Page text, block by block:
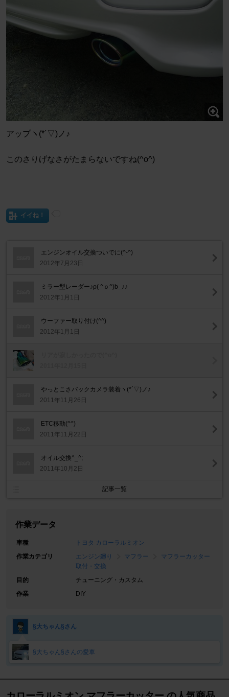
アップヽ(*´▽)ノ♪
このさりげなさがたまらないですね(^o^)
イイね！
エンジンオイル交換ついでに(^-^)
2012年7月23日
ミラー型レーダー♪ρ( ^ｏ^)b_♪♪
2012年1月1日
ウーファー取り付け(^^)
2012年1月1日
やっとこさバックカメラ装着ヽ(*´▽)ノ♪
2011年11月26日
ETC移動(^^)
2011年11月22日
オイル交換^_^;
2011年10月2日
記事一覧
作業データ
車種
トヨタ カローラルミオン
作業カテゴリ
エンジン廻り マフラー
マフラーカッター
取付・交換
目的
チューニング・カスタム
作業
DIY
§大ちゃん§さん
§大ちゃん§さんの愛車